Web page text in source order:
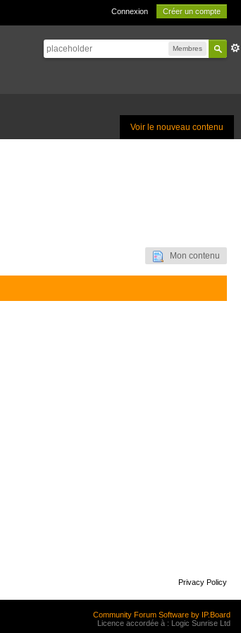
Connexion Créer un compte
Membres
Voir le nouveau contenu
Mon contenu
Privacy Policy
Community Forum Software by IP.Board
Licence accordée à : Logic Sunrise Ltd